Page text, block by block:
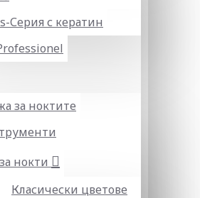
Серия с кератин
за ноктите
нокти
Класически цветове